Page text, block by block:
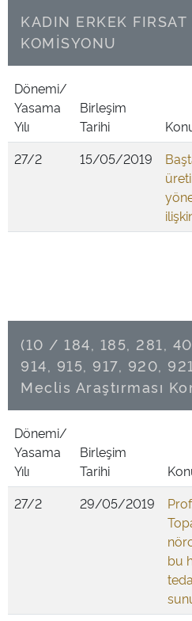
KADIN ERKEK FIRSAT
KOMİSYONU
Dönemi/
Yasama
Yılı
Birleşim
Tarihi
27/2
15/05/2019
(10 / 184, 185, 281,
914, 915, 917, 920,
Meclis Araştırması
Dönemi/
Yasama
Yılı
Birleşim
Tarihi
27/2
29/05/2019
bu